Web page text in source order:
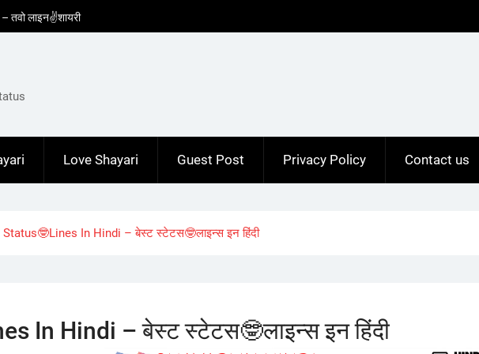
लाइन✌️शायरी
– लव😓लाइन्स इन हिंदी
– लव🥳पोएट्री इन हिंदी
– १ लाइन☝️शायरी इन
Love Shayari Guest Post Privacy Policy Contact us
In Hindi – बेस्ट स्टेटस🤓लाइन्स इन हिंदी
In Hindi – बेस्ट स्टेटस🤓लाइन्स इन हिंदी